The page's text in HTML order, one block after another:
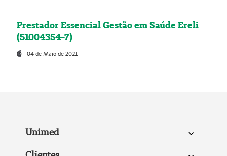
Prestador Essencial Gestão em Saúde Ereli
(51004354-7)
04 de Maio de 2021
Unimed